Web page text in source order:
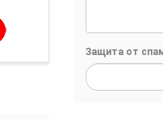
Защита от